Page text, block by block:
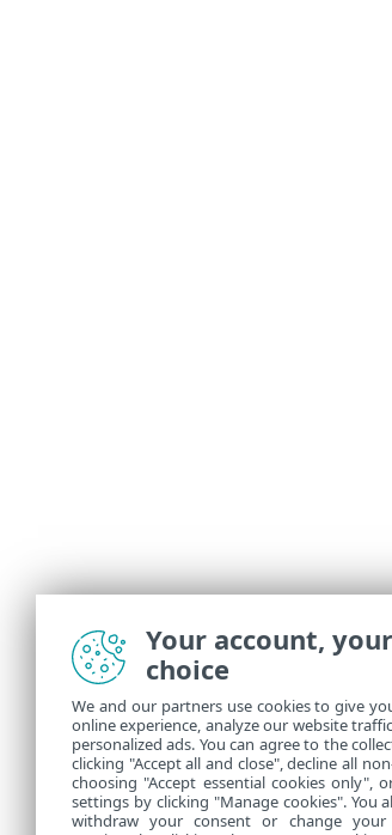
Your account,
choice
We and our partners use cookies to give
online experience, analyze our website
personalized ads. You can agree to the
clicking "Accept all and close", decline all
choosing "Accept essential cookies only",
settings by clicking "Manage cookies". You
withdraw your consent or change your